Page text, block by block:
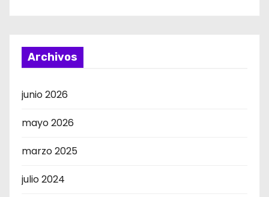
Archivos
junio 2026
mayo 2026
marzo 2025
julio 2024